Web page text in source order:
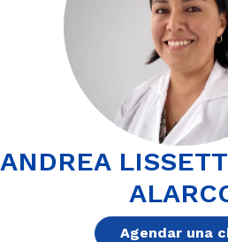
ANDREA
Agendar una